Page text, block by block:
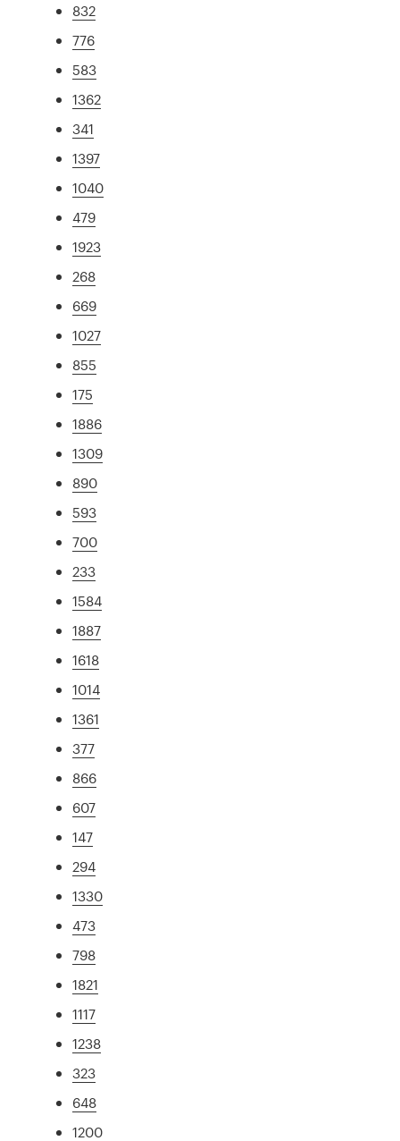
832
776
583
1362
341
1397
1040
479
1923
268
669
1027
855
175
1886
1309
890
593
700
233
1584
1887
1618
1014
1361
377
866
607
147
294
1330
473
798
1821
1117
1238
323
648
1200